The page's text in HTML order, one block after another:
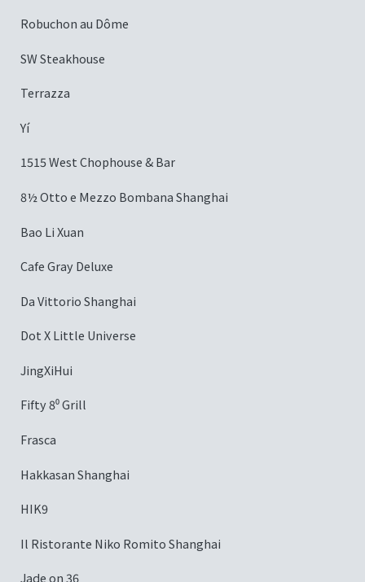
Robuchon au Dôme
SW Steakhouse
Terrazza
Yí
1515 West Chophouse & Bar
8½ Otto e Mezzo Bombana Shanghai
Bao Li Xuan
Cafe Gray Deluxe
Da Vittorio Shanghai
Dot X Little Universe
JingXiHui
Fifty 8⁰ Grill
Frasca
Hakkasan Shanghai
HIK9
Il Ristorante Niko Romito Shanghai
Jade on 36